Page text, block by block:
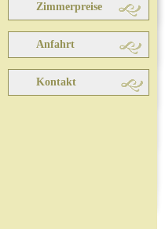
Zimmerpreise
Anfahrt
Kontakt